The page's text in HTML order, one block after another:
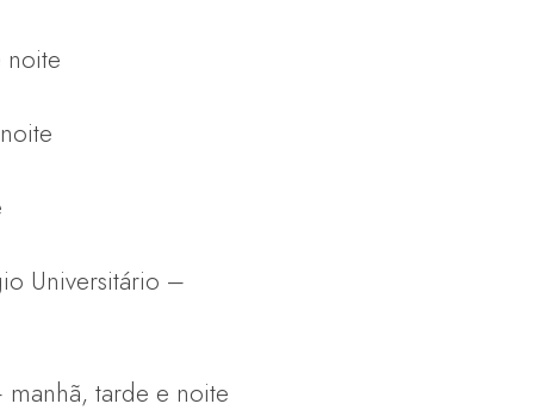
noite
Universitário –
tarde e noite